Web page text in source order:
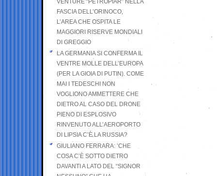
VENTURE “PETROPIAR” NELLA
FASCIA DELL’ORINOCO,
L’AREA CHE OSPITA LE
MAGGIORI RISERVE MONDIALI
DI GREGGIO
LA GERMANIA SI CONFERMA IL
VENTRE MOLLE DELL’EUROPA
(PER LA GIOIA DI PUTIN). COME
MAI I TEDESCHI NON
VOGLIONO AMMETTERE CHE
DIETRO AL CASO DEL DRONE
PIENO DI ESPLOSIVO
RINVENUTO ALL’AEROPORTO
DI LIPSIA C’È LA RUSSIA?
GIULIANO FERRARA: ’CHE
COSA C’È SOTTO DIETRO
DAVANTI A LATO DEL “SIGNOR